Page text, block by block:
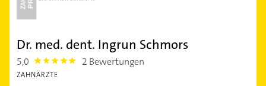
Dr. med. dent. Ingrun Schmors
5,0 5.0 2 Bewertungen
ZAHNÄRZTE